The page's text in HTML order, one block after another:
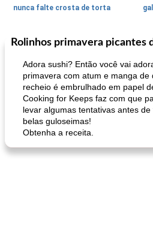
nunca falte crosta de torta
1470min
Feriados e Eventos
queijo festivo mergulho 'slaw'
Rolinhos primavera picantes
Adora sushi? Então você vai
primavera com atum e manga de
recheio é embrulhado em papel
Cooking for Keeps faz com que
levar algumas tentativas antes
belas guloseimas!
Obtenha a receita.